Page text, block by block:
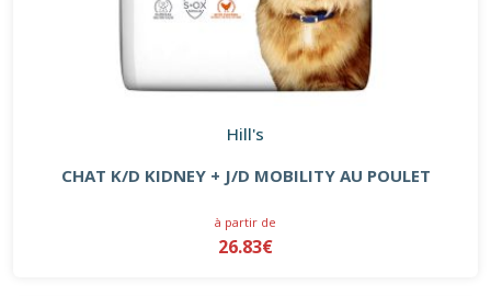
Hill's
CHAT K/D KIDNEY + J/D MOBILITY AU POULET
à partir de
26.83€